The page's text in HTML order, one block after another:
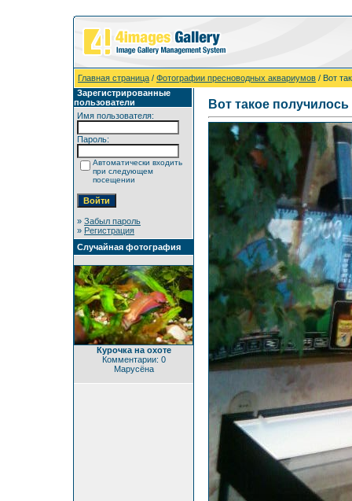
Главная страница / Фотографии пресноводных аквариумов / Вот
Зарегистрированные
пользователи
Имя пользователя:
Пароль:
Автоматически входить
при следующем
посещении
» Забыл пароль
» Регистрация
Случайная фотография
Курочка на охоте
Комментарии: 0
Марусёна
Вот такое получилось